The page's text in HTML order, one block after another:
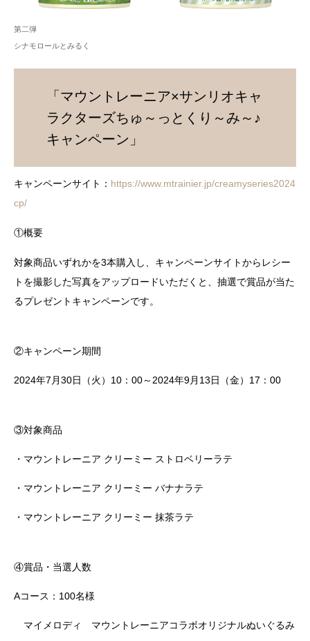
第二弾
シナモロールとみるく
「マウントレーニア×サンリオキャ
ラクターズちゅ～っとくり～み～♪
キャンペーン」
キャンペーンサイト： https://www.mtrainier.jp/creamyseries2024
cp/
①概要
対象商品いずれかを3本購入し、キャンペーンサイトからレシー
トを撮影した写真をアップロードいただくと、抽選で賞品が当た
るプレゼントキャンペーンです。
②キャンペーン期間
2024年7月30日（火）10：00～2024年9月13日（金）17：00
③対象商品
・マウントレーニア クリーミー ストロベリーラテ
・マウントレーニア クリーミー バナナラテ
・マウントレーニア クリーミー 抹茶ラテ
④賞品・当選人数
Aコース：100名様
マイメロディ マウントレーニアコラボオリジナルぬいぐるみ